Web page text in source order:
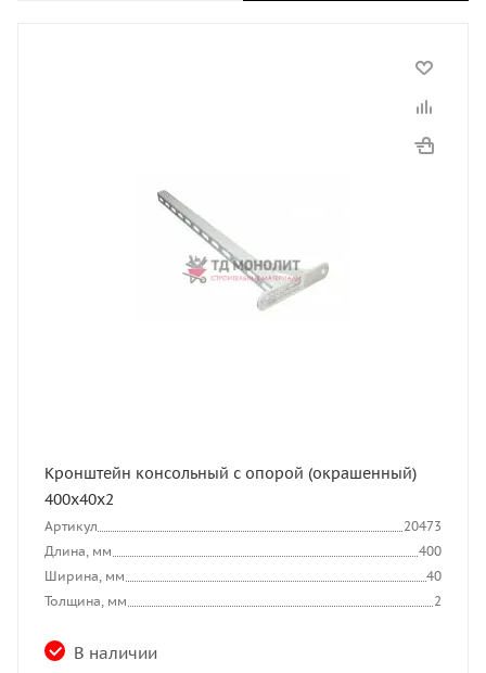
Кронштейн консольный с опорой (окрашенный)
400х40х2
Артикул
20473
Длина, мм
400
Ширина, мм
40
Толщина, мм
2
В наличии